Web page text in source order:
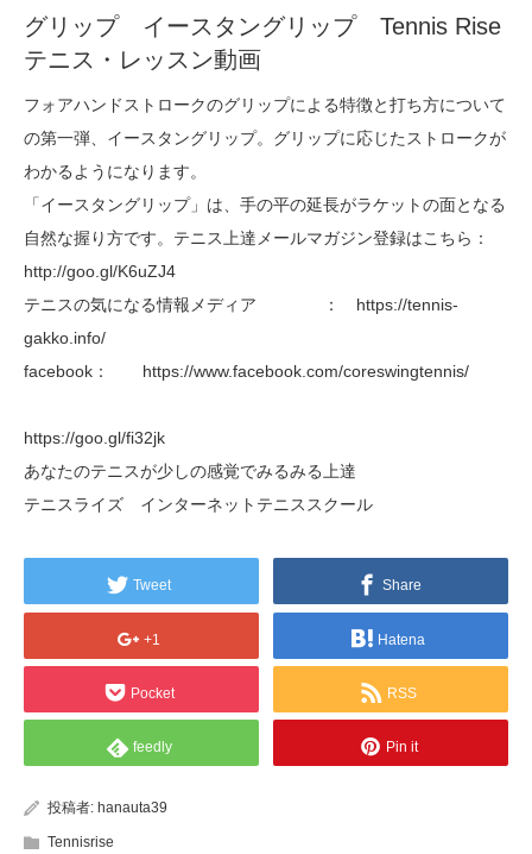
グリップ イースタングリップ Tennis Rise
テニス・レッスン動画
フォアハンドストロークのグリップによる特徴と打ち方について
の第一弾、イースタングリップ。グリップに応じたストロークが
わかるようになります。
「イースタングリップ」は、手の平の延長がラケットの面となる
自然な握り方です。テニス上達メールマガジン登録はこちら：
http://goo.gl/K6uZJ4
テニスの気になる情報メディア ： https://tennis-
gakko.info/
facebook： https://www.facebook.com/coreswingtennis/
https://goo.gl/fi32jk
あなたのテニスが少しの感覚でみるみる上達
テニスライズ インターネットテニススクール
Tweet Share
+1 Hatena
Pocket RSS
feedly Pin it
投稿者: hanauta39
Tennisrise